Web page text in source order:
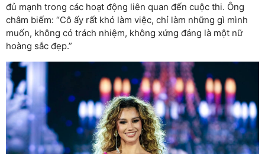
đủ mạnh trong các hoạt động liên quan đến cuộc thi. Ông
châm biếm: “Cô ấy rất khó làm việc, chỉ làm những gì mình
muốn, không có trách nhiệm, không xứng đáng là một nữ
hoàng sắc đẹp.”